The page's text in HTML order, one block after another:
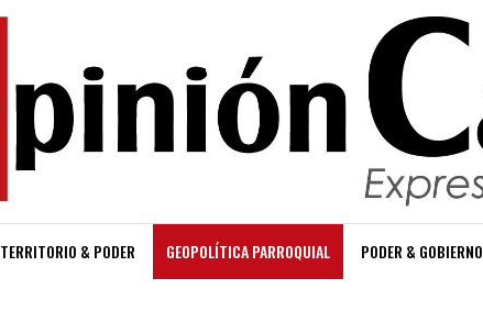
TERRITORIO & PODER GEOPOLÍTICA PARROQUIAL PODER & GOBIERNO